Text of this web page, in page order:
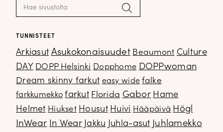
Haku: Hae
TUNNISTEET
Arkiasut Asukokonaisuudet Beaumont Culture
DAY DOPP Helsinki Dopphome DOPPwoman
Dream skinny farkut easy wide falke
farkkumekko farkut Florida Gabor Hame
Helmet Hiukset Housut Huivi Hääpäivä Högl
InWear In Wear Jakku Juhla-asut Juhlamekko